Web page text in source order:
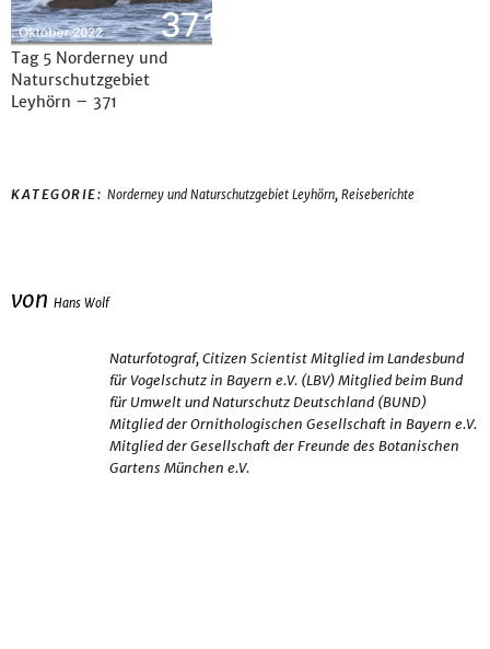
Tag 5 Norderney und
Naturschutzgebiet
Leyhörn – 371
KATEGORIE: Norderney und Naturschutzgebiet Leyhörn, Reiseberichte
von Hans Wolf
Naturfotograf, Citizen Scientist Mitglied im Landesbund
für Vogelschutz in Bayern e.V. (LBV) Mitglied beim Bund
für Umwelt und Naturschutz Deutschland (BUND)
Mitglied der Ornithologischen Gesellschaft in Bayern e.V.
Mitglied der Gesellschaft der Freunde des Botanischen
Gartens München e.V.